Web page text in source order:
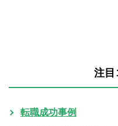
注目
転職成功事例